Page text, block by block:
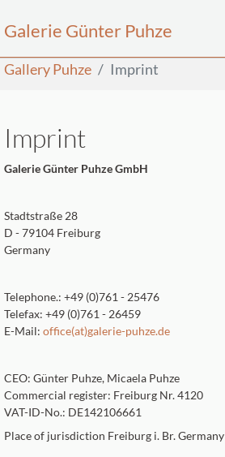
Skip to main content
Galerie Günter Puhze
You are here:
Gallery Puhze Imprint
Imprint
Galerie Günter Puhze GmbH
Stadtstraße 28
D - 79104 Freiburg
Germany
Telephone.: +49 (0)761 - 25476
Telefax: +49 (0)761 - 26459
E-Mail: office(at)galerie-puhze.de
CEO: Günter Puhze, Micaela Puhze
Commercial register: Freiburg Nr. 4120
VAT-ID-No.: DE142106661
Place of jurisdiction Freiburg i. Br. Germany